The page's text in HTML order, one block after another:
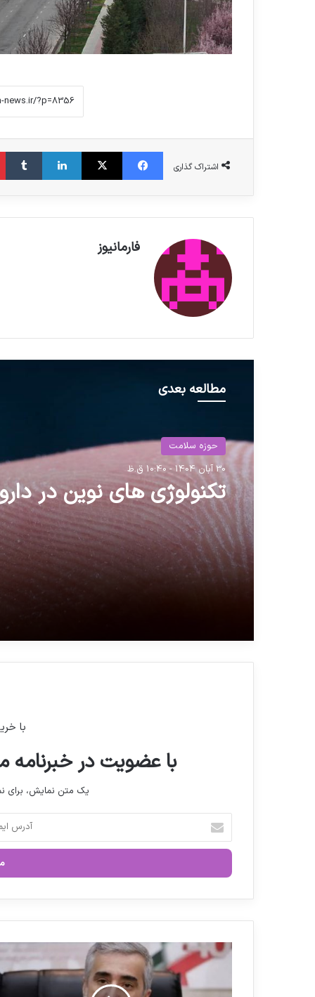
اشتراک گذاری
فیس بوک X لینکدین ‫تامبلر
فارمانیوز
مطالعه بعدی
حوزه سلامت
30 آبان 1404 - 10:40 ق.ظ
تکنولوژی های نوین در
حوزه سلامت
17 تیر 1404 - 9:39 ق.ظ
تعطیلی ۱۰ درصد
پایتخت در جنگ اخیر
با
با عضویت در خبرنامه
یک متن نمایش،
ر
ا
ی
خگ
و